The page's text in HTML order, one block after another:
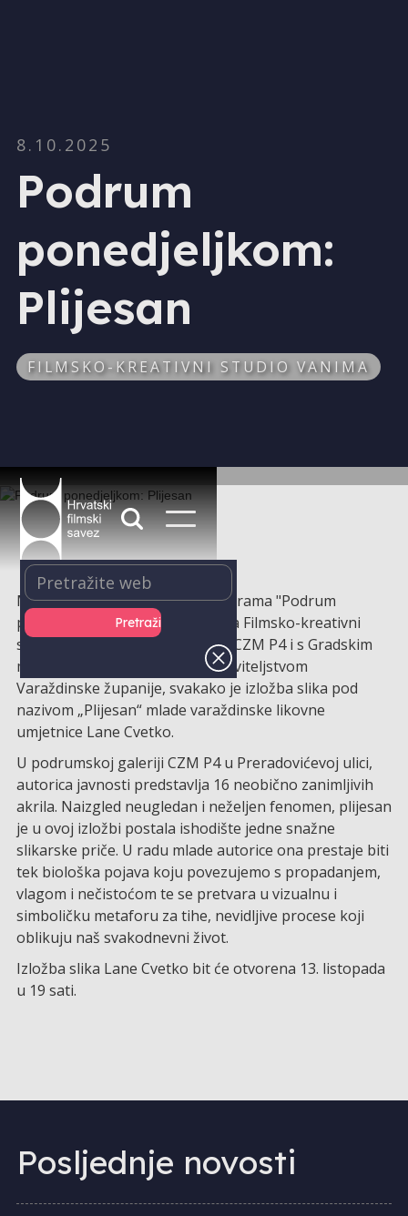
8.10.2025
Podrum
ponedjeljkom:
Plijesan
FILMSKO-KREATIVNI STUDIO VANIMA
Među vrhuncima 6. sezone programa "Podrum
ponedjeljkom“ što ga organizira Filmsko-kreativni
studio VANIMA u partnerstvu s CZM P4 i s Gradskim
muzejom Varaždin, a pod pokroviteljstvom
Varaždinske županije, svakako je izložba slika pod
nazivom „Plijesan“ mlade varaždinske likovne
umjetnice Lane Cvetko.
U podrumskoj galeriji CZM P4 u Preradovićevoj ulici,
autorica javnosti predstavlja 16 neobično zanimljivih
akrila. Naizgled neugledan i neželjen fenomen, plijesan
je u ovoj izložbi postala ishodište jedne snažne
slikarske priče. U radu mlade autorice ona prestaje biti
tek biološka pojava koju povezujemo s propadanjem,
vlagom i nečistoćom te se pretvara u vizualnu i
simboličku metaforu za tihe, nevidljive procese koji
oblikuju naš svakodnevni život.
Izložba slika Lane Cvetko bit će otvorena 13. listopada
u 19 sati.
Posljednje novosti